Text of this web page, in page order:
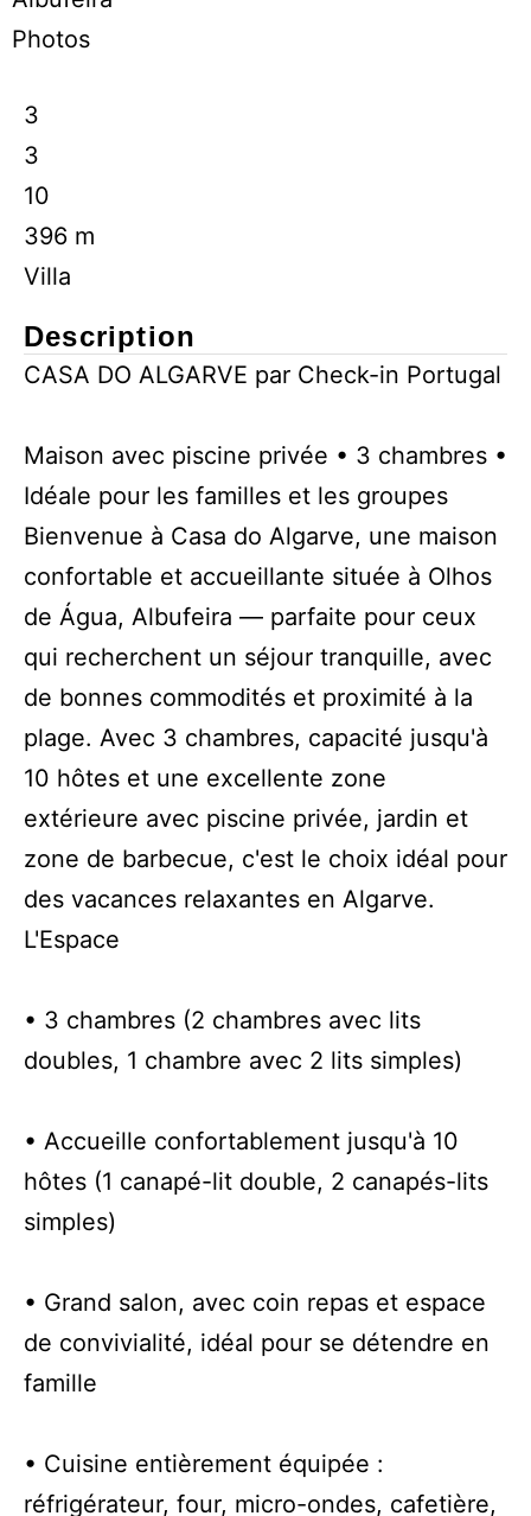
Photos
3
3
10
396 m
Villa
Description
CASA DO ALGARVE par Check-in Portugal
Maison avec piscine privée • 3 chambres •
Idéale pour les familles et les groupes
Bienvenue à Casa do Algarve, une maison
confortable et accueillante située à Olhos
de Água, Albufeira — parfaite pour ceux
qui recherchent un séjour tranquille, avec
de bonnes commodités et proximité à la
plage. Avec 3 chambres, capacité jusqu'à
10 hôtes et une excellente zone
extérieure avec piscine privée, jardin et
zone de barbecue, c'est le choix idéal pour
des vacances relaxantes en Algarve.
L'Espace
• 3 chambres (2 chambres avec lits
doubles, 1 chambre avec 2 lits simples)
• Accueille confortablement jusqu'à 10
hôtes (1 canapé-lit double, 2 canapés-lits
simples)
• Grand salon, avec coin repas et espace
de convivialité, idéal pour se détendre en
famille
• Cuisine entièrement équipée :
réfrigérateur, four, micro-ondes, cafetière,